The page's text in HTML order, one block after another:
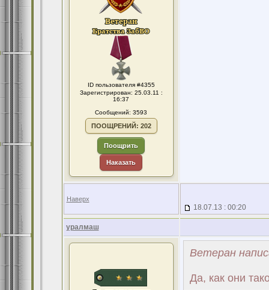
ID пользователя #4355
Зарегистрирован: 25.03.11 :
16:37
Сообщений: 3593
ПООЩРЕНИЙ: 202
Поощрить
Наказать
Наверх
18.07.13 : 00:20
уралмаш
Ветеран
Да, как они